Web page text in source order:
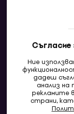
Съгласие
Ние
дадеш
анализ на
рекламите
страни,